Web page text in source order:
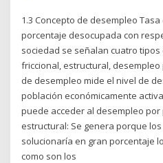
1.3 Concepto de desempleo
porcentaje desocupada con
sociedad se señalan cuatro
friccional, estructural,
de desempleo mide el nivel de
población económicamente
puede acceder al desempleo por
estructural: Se genera porque
solucionaría en gran porcentaje
como son los